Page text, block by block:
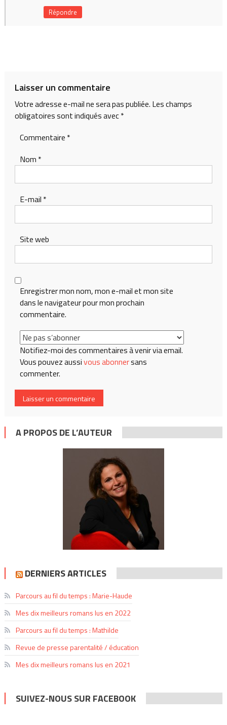
Répondre
Laisser un commentaire
Votre adresse e-mail ne sera pas publiée. Les champs
obligatoires sont indiqués avec*
Commentaire *
Nom *
E-mail *
Site web
Enregistrer mon nom, mon e-mail et mon site
dans le navigateur pour mon prochain
commentaire.
Notifiez-moi des commentaires à venir via email.
Vous pouvez aussivous abonnersans
commenter.
A PROPOS DE L’AUTEUR
DERNIERS ARTICLES
Parcours au fil du temps : Marie-Haude
Mes dix meilleurs romans lus en 2022
Parcours au fil du temps : Mathilde
Revue de presse parentalité / éducation
Mes dix meilleurs romans lus en 2021
SUIVEZ-NOUS SUR FACEBOOK